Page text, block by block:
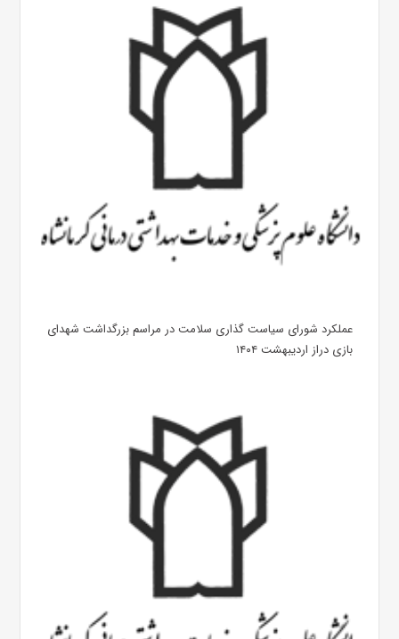
عملکرد شورای سیاست گذاری سلامت در مراسم بزرگداشت شهدای
بازی دراز اردیبهشت ۱۴۰۴